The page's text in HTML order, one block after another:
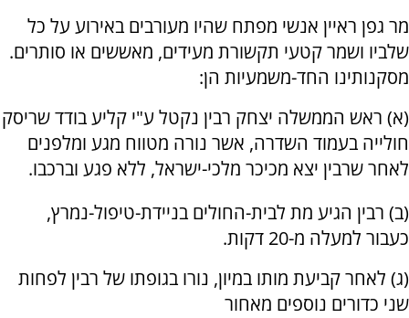
מר גפן ראיין אנשי מפתח שהיו מעורבים באירוע על כל
שלביו ושמר קטעי תקשורת מעידים, מאששים או סותרים.
מסקנותינו החד-משמעיות הן:
(א) ראש הממשלה יצחק רבין נקטל ע"י קליע בודד שריסק
חולייה בעמוד השדרה, אשר נורה מטווח מגע ומלפנים
לאחר שרבין יצא מכיכר מלכי-ישראל, ללא פגע וברכבו.
(ב) רבין הגיע מת לבית-החולים בניידת-טיפול-נמרץ,
כעבור למעלה מ-20 דקות.
(ג) לאחר קביעת מותו במיון, נורו בגופתו של רבין לפחות
שני כדורים נוספים מאחור